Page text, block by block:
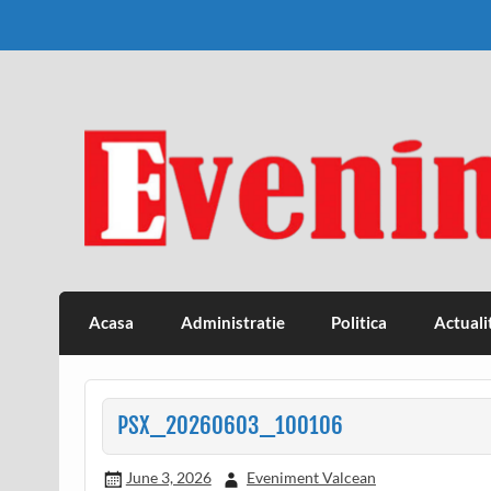
Eveniment Valcean
Acasa Administratie Politica
PSX_20260603_100106
June 3, 2026 Eveniment Valcean